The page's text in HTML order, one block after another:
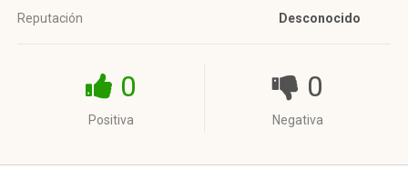
Reputación Desconocido
0
Positiva
0
Negativa